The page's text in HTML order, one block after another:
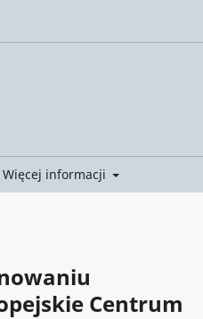
Więcej informacji
Centrum